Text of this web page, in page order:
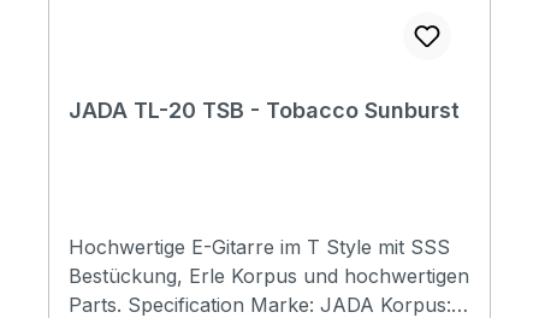
JADA TL-20 TSB - Tobacco Sunburst
Hochwertige E-Gitarre im T Style mit SSS
Bestückung, Erle Korpus und hochwertigen
Parts. Specification Marke: JADA Korpus: